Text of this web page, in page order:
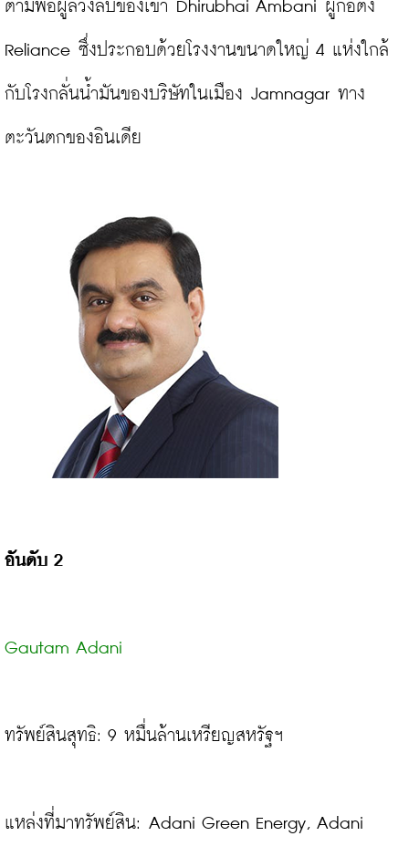
ตามพ่อผู้ล่วงลับของเขา Dhirubhai Ambani ผู้ก่อตั้ง
Reliance ซึ่งประกอบด้วยโรงงานขนาดใหญ่ 4 แห่งใกล้
กับโรงกลั่นน้ำมันของบริษัทในเมือง Jamnagar ทาง
ตะวันตกของอินเดีย
อันดับ 2
Gautam Adani
ทรัพย์สินสุทธิ: 9 หมื่นล้านเหรียญสหรัฐฯ
แหล่งที่มาทรัพย์สิน: Adani Green Energy, Adani